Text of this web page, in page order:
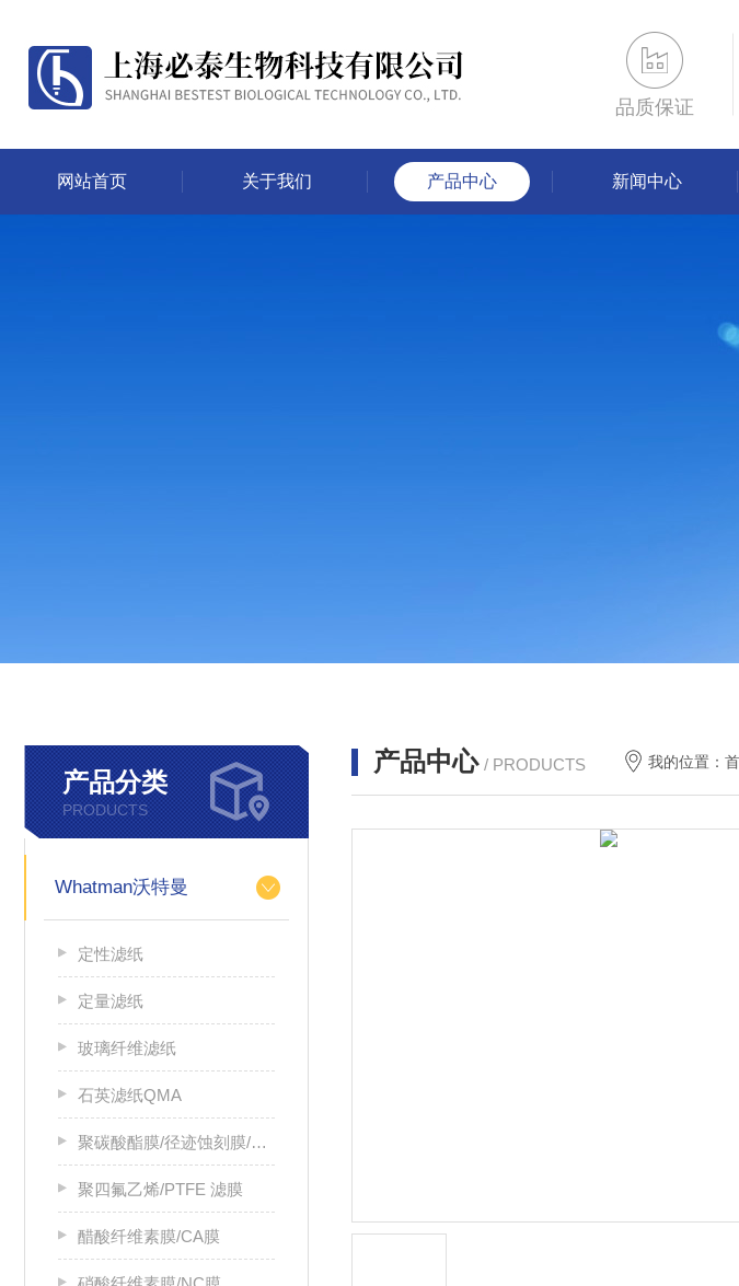
品质保证
网站首页 关于我们 产品中心 新闻中心
产品分类
PRODUCTS
Whatman沃特曼
定性滤纸
定量滤纸
玻璃纤维滤纸
石英滤纸QMA
聚碳酸酯膜/径迹蚀刻膜/PC膜
聚四氟乙烯/PTFE 滤膜
醋酸纤维素膜/CA膜
产品中心 / PRODUCTS 我的位置：